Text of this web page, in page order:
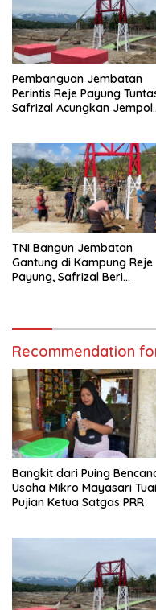
Pembanguan Jembatan
Perintis Reje Payung
Safrizal Acungkan Jempol
TNI Bangun Jembatan
Gantung di Kampung Reje
Payung, Safrizal Beri
Recommendation
Bangkit dari Puing
Usaha Mikro Mayasari Tuai
Pujian Ketua Satgas PRR